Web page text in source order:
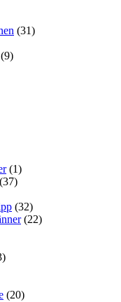
(31)
(9)
(1)
(37)
(32)
(22)
(20)